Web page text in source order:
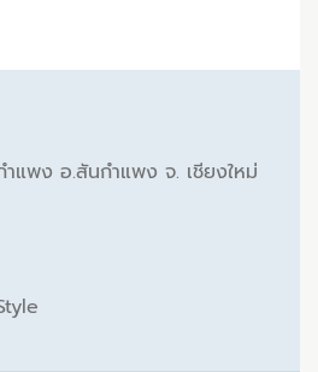
แพง อ.สันกำแพง จ. เชียงใหม่